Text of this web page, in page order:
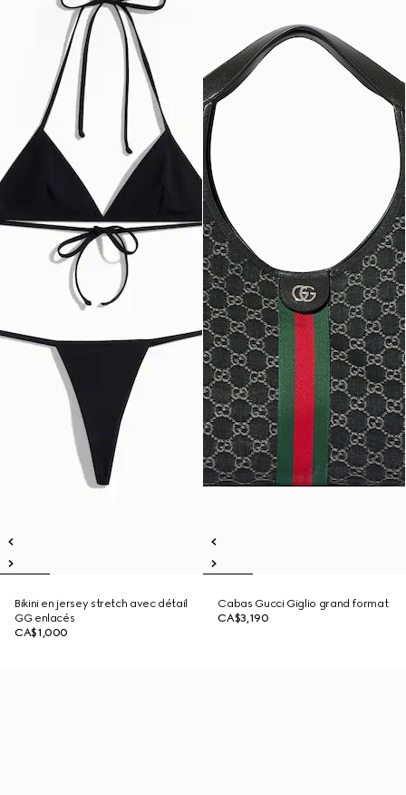
Bikini en jersey stretch avec détail
GG enlacés
CA$1,000
Cabas Gucci Giglio grand format
CA$3,190